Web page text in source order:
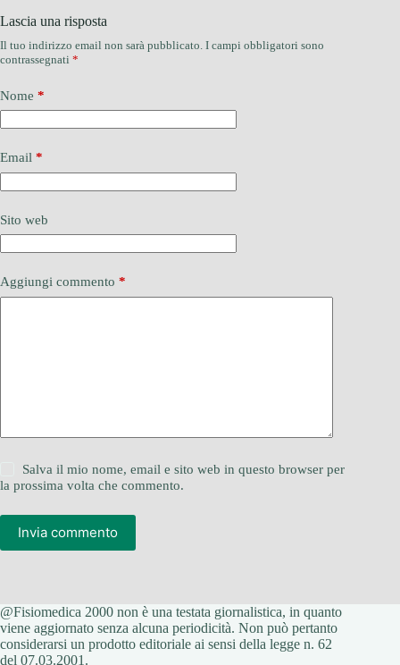
Lascia una risposta
Il tuo indirizzo email non sarà pubblicato. I campi obbligatori sono
contrassegnati *
Nome *
Email *
Sito web
Aggiungi commento *
Salva il mio nome, email e sito web in questo browser per
la prossima volta che commento.
Invia commento
@Fisiomedica 2000 non è una testata giornalistica, in quanto
viene aggiornato senza alcuna periodicità. Non può pertanto
considerarsi un prodotto editoriale ai sensi della legge n. 62
del 07.03.2001.